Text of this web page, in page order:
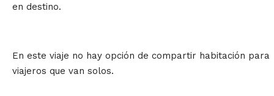
en destino.
En este viaje no hay opción de compartir habitación para
viajeros que van solos.